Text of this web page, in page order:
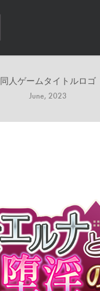
同人ゲームタイトルロゴ
June, 2023